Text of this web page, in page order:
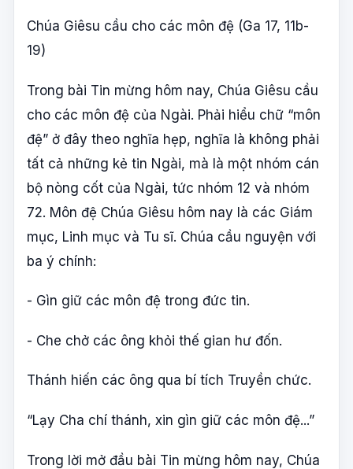
Chúa Giêsu cầu cho các môn đệ (Ga 17, 11b-
19)
Trong bài Tin mừng hôm nay, Chúa Giêsu cầu
cho các môn đệ của Ngài. Phải hiểu chữ “môn
đệ” ở đây theo nghĩa hẹp, nghĩa là không phải
tất cả những kẻ tin Ngài, mà là một nhóm cán
bộ nòng cốt của Ngài, tức nhóm 12 và nhóm
72. Môn đệ Chúa Giêsu hôm nay là các Giám
mục, Linh mục và Tu sĩ. Chúa cầu nguyện với
ba ý chính:
- Gìn giữ các môn đệ trong đức tin.
- Che chở các ông khỏi thế gian hư đốn.
Thánh hiến các ông qua bí tích Truyền chức.
“Lạy Cha chí thánh, xin gìn giữ các môn đệ...”
Trong lời mở đầu bài Tin mừng hôm nay, Chúa